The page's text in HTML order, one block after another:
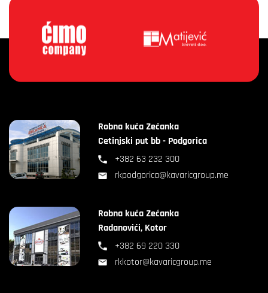
Robna kuća Zećanka
Cetinjski put bb - Podgorica
+382 63 232 300
rkpodgorica@kavaricgroup.me
Robna kuća Zećanka
Radanovići, Kotor
+382 69 220 330
rkkotor@kavaricgroup.me